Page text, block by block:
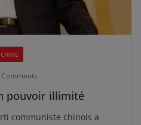
CHINE
pouvoir illimité
communiste chinois a